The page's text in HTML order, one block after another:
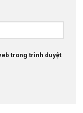
trong trình duyệt